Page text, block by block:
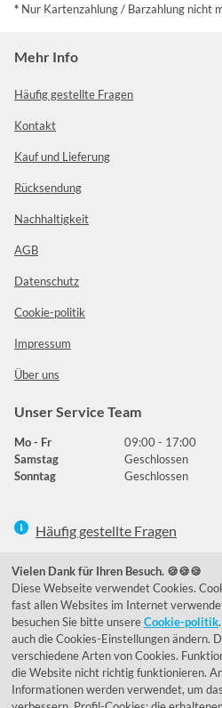
* Nur Kartenzahlung / Barzahlung nicht
Mehr Info
Häufig gestellte Fragen
Kontakt
Kauf und Lieferung
Rücksendung
Nachhaltigkeit
AGB
Datenschutz
Cookie-politik
Impressum
Über uns
Unser Service Team
Mo - Fr
09:00 - 17:00
Samstag
Geschlossen
Sonntag
Geschlossen
Häufig gestellte Fragen
039292 - 678215
de@lumidora.com
FacebookInstagram
Kundenmeinungen
Vielen Dank für Ihren Besuch. 🍪🍪🍪
Diese Webseite verwendet Cookies.
fast allen Websites im Internet
besuchen Sie bitte unsereCookie-politik
auch die Cookies-Einstellungen ändern.
verschiedene Arten von Cookies.
die Website nicht richtig funktionieren.
Informationen werden verwendet, um